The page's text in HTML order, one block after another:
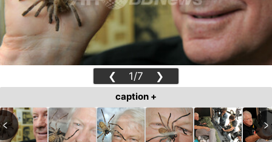
❮ 1/7 ❯
caption +